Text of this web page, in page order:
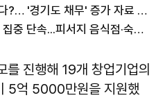
추미애, 이재명 '빚' 떠안았다?… '경기도 채무' 증가 자료 실시간 확산
경기도, 휴가철 바가지요금 집중 단속...피서지 음식점·숙박업소 현장점검
를 진행해 19개 창업기업의
5억 5000만원을 지원했